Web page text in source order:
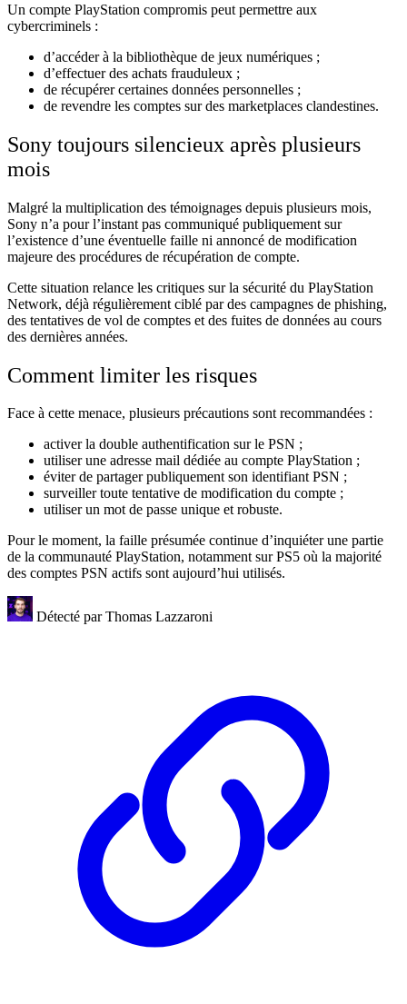
Un compte PlayStation compromis peut permettre aux
cybercriminels :
d’accéder à la bibliothèque de jeux numériques ;
d’effectuer des achats frauduleux ;
de récupérer certaines données personnelles ;
de revendre les comptes sur des marketplaces clandestines.
Sony toujours silencieux après plusieurs
mois
Malgré la multiplication des témoignages depuis plusieurs mois,
Sony n’a pour l’instant pas communiqué publiquement sur
l’existence d’une éventuelle faille ni annoncé de modification
majeure des procédures de récupération de compte.
Cette situation relance les critiques sur la sécurité du PlayStation
Network, déjà régulièrement ciblé par des campagnes de phishing,
des tentatives de vol de comptes et des fuites de données au cours
des dernières années.
Comment limiter les risques
Face à cette menace, plusieurs précautions sont recommandées :
activer la double authentification sur le PSN ;
utiliser une adresse mail dédiée au compte PlayStation ;
éviter de partager publiquement son identifiant PSN ;
surveiller toute tentative de modification du compte ;
utiliser un mot de passe unique et robuste.
Pour le moment, la faille présumée continue d’inquiéter une partie
de la communauté PlayStation, notamment sur PS5 où la majorité
des comptes PSN actifs sont aujourd’hui utilisés.
Détecté parThomas Lazzaroni